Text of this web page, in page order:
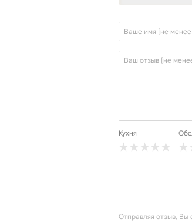
Кухня
Отправляя отзыв, Вы